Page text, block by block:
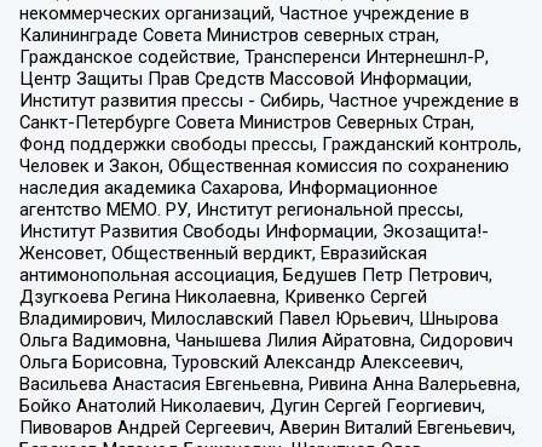
некоммерческих организаций, Частное учреждение в
Калининграде Совета Министров северных стран,
Гражданское содействие, Трансперенси Интернешнл-Р,
Центр Защиты Прав Средств Массовой Информации,
Институт развития прессы - Сибирь, Частное учреждение в
Санкт-Петербурге Совета Министров Северных Стран,
Фонд поддержки свободы прессы, Гражданский контроль,
Человек и Закон, Общественная комиссия по сохранению
наследия академика Сахарова, Информационное
агентство МЕМО. РУ, Институт региональной прессы,
Институт Развития Свободы Информации, Экозащита!-
Женсовет, Общественный вердикт, Евразийская
антимонопольная ассоциация, Бедушев Петр Петрович,
Дзугкоева Регина Николаевна, Кривенко Сергей
Владимирович, Милославский Павел Юрьевич, Шнырова
Ольга Вадимовна, Чанышева Лилия Айратовна, Сидорович
Ольга Борисовна, Туровский Александр Алексеевич,
Васильева Анастасия Евгеньевна, Ривина Анна Валерьевна,
Бойко Анатолий Николаевич, Дугин Сергей Георгиевич,
Пивоваров Андрей Сергеевич, Аверин Виталий Евгеньевич,